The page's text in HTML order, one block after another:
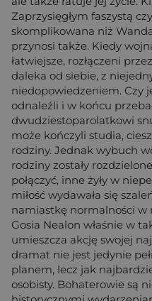
Zaprzysięgłym faszystą
skomplikowana niż
przynosi także. Kiedy
łatwiejsze, rozłączeni
daleka od siebie, z
niedopowiedzeniem. Czy
odnaleźli i w końcu
dwudziestoparolatkowi
może kończyli studia,
rodziny. Jednak wybuch
rodziny zostały
połączyć, inne żyły w
miłość wydawała się
namiastkę normalności w
Gosia Nealon właśnie w
umieszcza akcję swojej
dramat nie jest jedynie
planem, lecz jak
osobisty. Bohaterowie są